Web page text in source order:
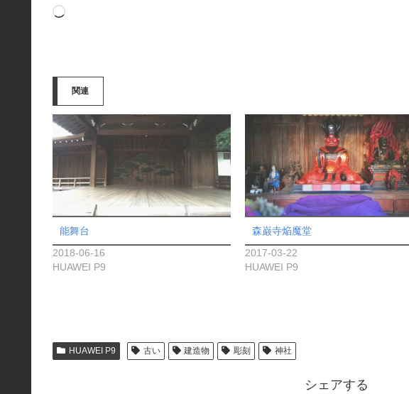
読
み
中…
関連
能舞台
2018-06-16
HUAWEI P9
森巌寺焔魔堂
2017-03-22
HUAWEI P9
HUAWEI P9 古い 建造物 彫刻 神社
シェアする